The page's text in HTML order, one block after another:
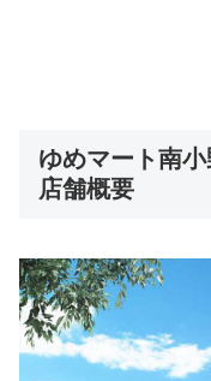
ゆめマート南小
店舗概要